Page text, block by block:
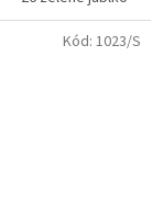
Kód: 1023/S